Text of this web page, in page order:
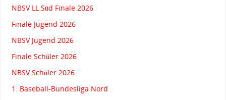
NBSV LL Süd Finale 2026
Finale Jugend 2026
NBSV Jugend 2026
Finale Schüler 2026
NBSV Schüler 2026
1. Baseball-Bundesliga Nord